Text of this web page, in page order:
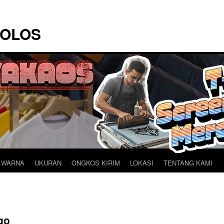
UKURAN ONGKOS KIRIM LOKASI TENTANG KAMI